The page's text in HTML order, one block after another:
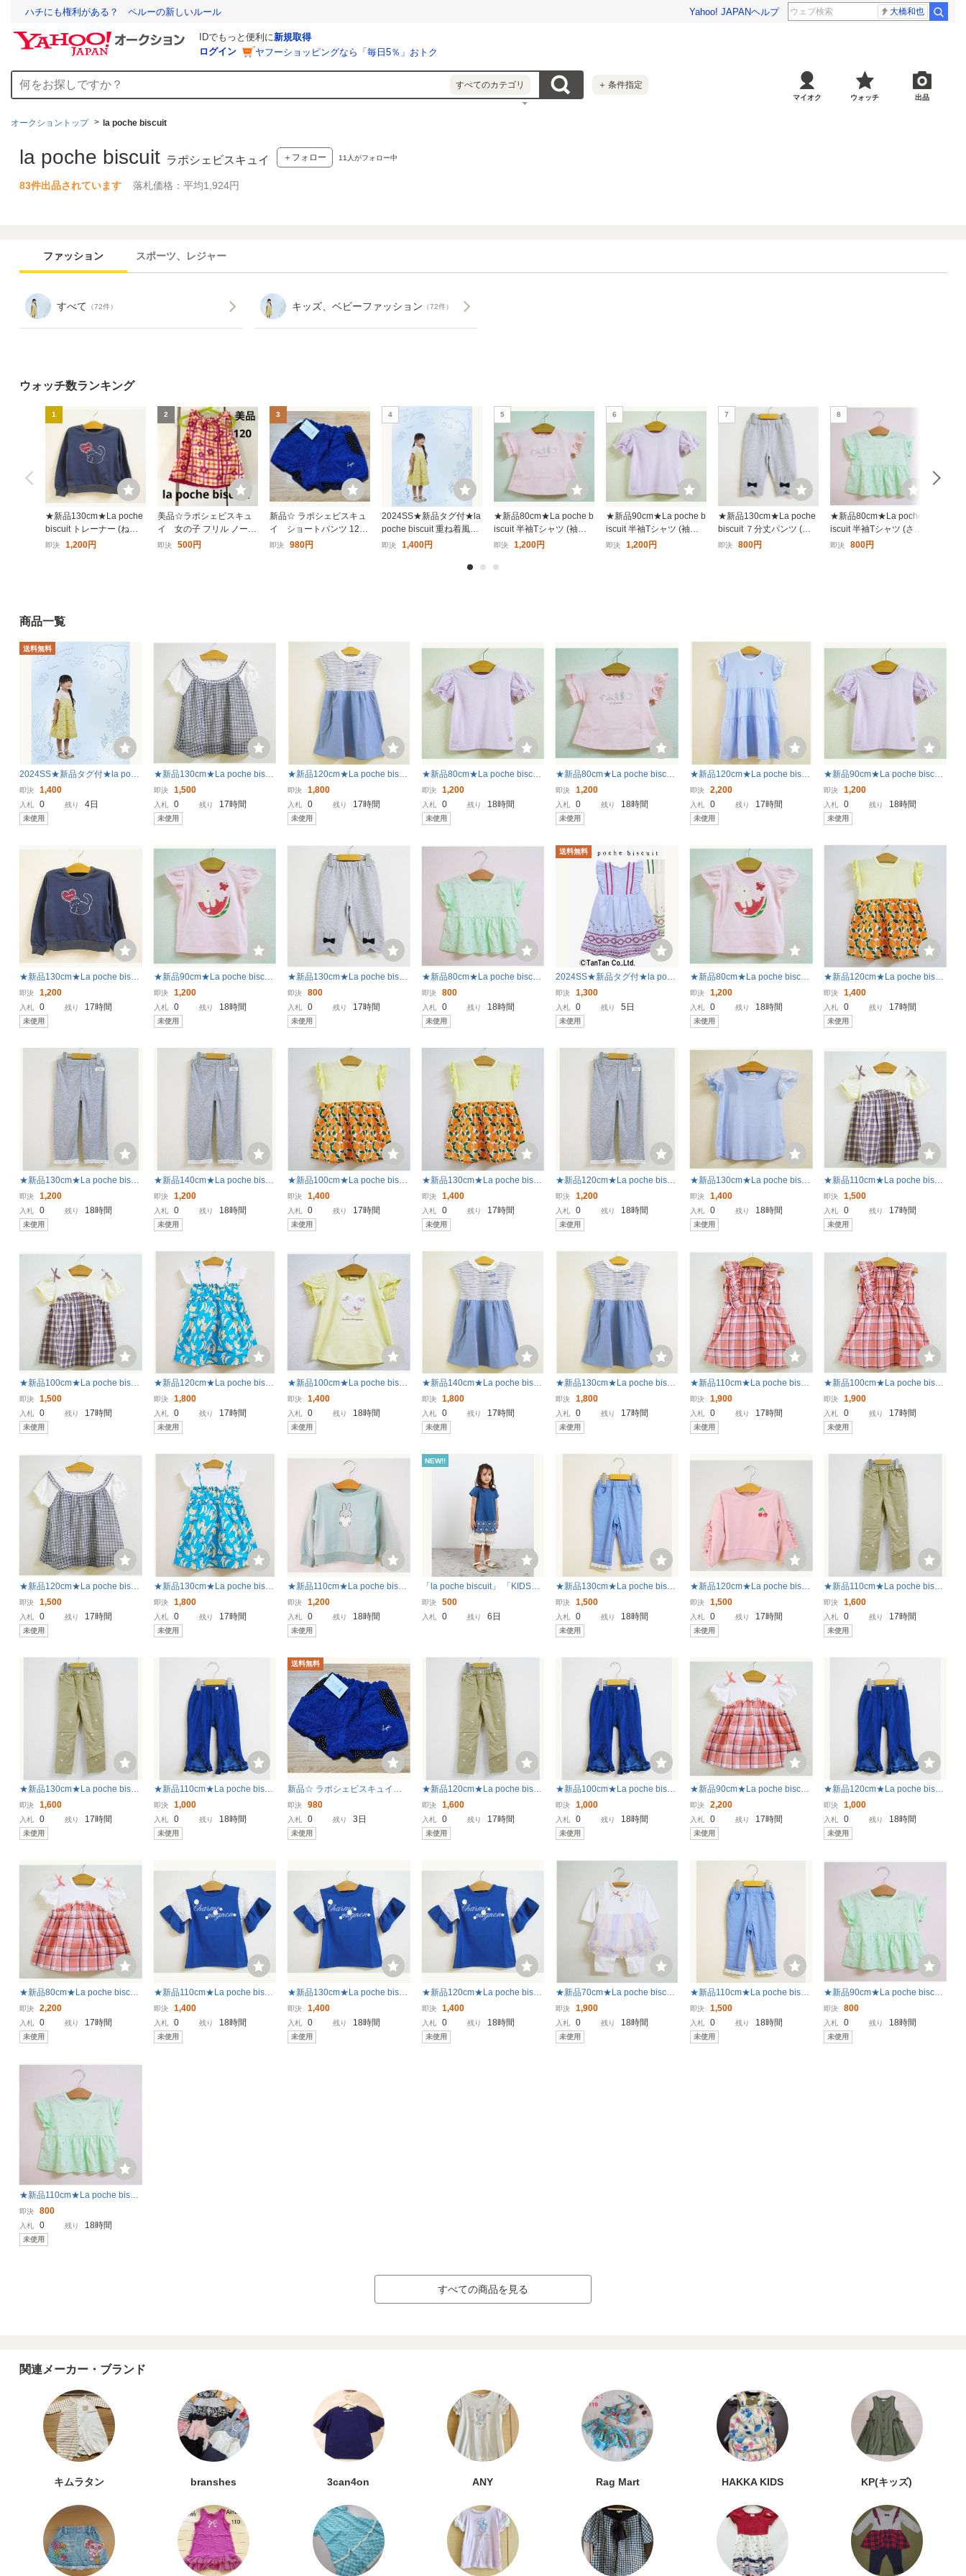
ハチにも権利がある？ ペルーの新しいルール Yahoo! JAPANヘルプ 大橋和也
IDでもっと便利に新規取得
ログイン
ヤフーショッピングなら「毎日5％」おトク
すべてのカテゴリ ＋ 条件指定
マイオク ウォッチ 出品
オークショントップ la poche biscuit
la poche biscuit ラポシェビスキュイ ＋フォロー 11 人がフォロー中
83件出品されています 落札価格：平均1,924円
ファッション スポーツ、レジャー
すべて （72件） キッズ、ベビーファッション （72件）
ウォッチ数ランキング
1
★新品130cm★La poche
biscuit トレーナー (ねこ/
チャコールネイビー) ラポ
即決 1,200円
2
美品☆ラポシェビスキュ
イ 女の子 フリル ノース
リーブブラウス
即決 500円
3
新品☆ ラポシェビスキュ
イ ショートパンツ 120c
m プチジャム la poche
即決 980円
4
2024SS★新品タグ付★la
poche biscuit 重ね着風ワ
ンピース 100㎝ 定価5,83
女の子 夏 ラポシェビスキ
即決 1,400円
5
★新品80cm★La poche b
iscuit 半袖Tシャツ (袖フ
リル/ピンク) ラポシェビ
即決 1,200円
6
★新品90cm★La poche b
iscuit 半袖Tシャツ (袖バ
ルーン/パープル) ラポシ
即決 1,200円
7
★新品130cm★La poche
biscuit ７分丈パンツ (グ
レー) ラポシェビスキュイ
即決 800円
8
★新品80cm★La poche b
iscuit 半袖Tシャツ (さく
らんぼ総柄/ミント) ラポ
即決 800円
商品一覧
送料無料
2024SS★新品タグ付★la poch
e biscuit 重ね着風ワンピース 1
00㎝ 定価5,830円 イエロー KID
S 子ども 女の子 夏 ラポシェビ
スキュイ 90
即決 1,400
入札 0 残り 4日
未使用
★新品130cm★La poche biscu
it チュニック (重ね着風/ブラッ
ク) ラポシェビスキュイ
即決 1,500
入札 0 残り 17時間
未使用
★新品120cm★La poche biscu
it ワンピース (ボーダー切り替
え/ブルー) ラポシェビスキュイ
即決 1,800
入札 0 残り 17時間
未使用
★新品80cm★La poche biscuit
半袖Tシャツ (袖バルーン/パー
プル) ラポシェビスキュイ
即決 1,200
入札 0 残り 18時間
未使用
★新品80cm★La poche biscuit
半袖Tシャツ (袖フリル/ピンク)
ラポシェビスキュイ
即決 1,200
入札 0 残り 18時間
未使用
★新品120cm★La poche biscu
it ワンピース (ティアード/ブル
ー) ラポシェビスキュイ
即決 2,200
入札 0 残り 17時間
未使用
★新品90cm★La poche biscuit
半袖Tシャツ (袖バルーン/パー
プル) ラポシェビスキュイ
即決 1,200
入札 0 残り 18時間
未使用
★新品130cm★La poche biscu
it トレーナー (ねこ/チャコール
ネイビー) ラポシェビスキュイ
即決 1,200
入札 0 残り 17時間
未使用
★新品90cm★La poche biscuit
半袖Tシャツ (スイカうさぎ/ピ
ンク) ラポシェビスキュイ
即決 1,200
入札 0 残り 18時間
未使用
★新品130cm★La poche biscu
it ７分丈パンツ (グレー) ラポシ
ェビスキュイ
即決 800
入札 0 残り 17時間
未使用
★新品80cm★La poche biscuit
半袖Tシャツ (さくらんぼ総柄/
ミント) ラポシェビスキュイ
即決 800
入札 0 残り 18時間
未使用
送料無料
2024SS★新品タグ付★la poch
e biscuit フラワー刺繍ワンピー
ス 100㎝ 定価5,390円 サックス
KIDS 子ども 女の子 夏 ラポシ
ェビスキュイ
即決 1,300
入札 0 残り 5日
未使用
★新品80cm★La poche biscuit
半袖Tシャツ (スイカうさぎ/ピ
ンク) ラポシェビスキュイ
即決 1,200
入札 0 残り 18時間
未使用
★新品120cm★La poche biscu
it ワンピース (切り替え/オレン
ジ) ラポシェビスキュイ
即決 1,400
入札 0 残り 17時間
未使用
★新品130cm★La poche biscu
it レギンス (7分丈/グレー) ラポ
シェビスキュイ
即決 1,200
入札 0 残り 18時間
未使用
★新品140cm★La poche biscu
it レギンス (7分丈/グレー) ラポ
シェビスキュイ
即決 1,200
入札 0 残り 18時間
未使用
★新品100cm★La poche biscu
it ワンピース (切り替え/オレン
ジ) ラポシェビスキュイ
即決 1,400
入札 0 残り 17時間
未使用
★新品130cm★La poche biscu
it ワンピース (切り替え/オレン
ジ) ラポシェビスキュイ
即決 1,400
入札 0 残り 17時間
未使用
★新品120cm★La poche biscu
it レギンス (7分丈/グレー) ラポ
シェビスキュイ
即決 1,200
入札 0 残り 18時間
未使用
★新品130cm★La poche biscu
it 半袖Tシャツ (袖フリル/サック
ス) ラポシェビスキュイ
即決 1,400
入札 0 残り 18時間
未使用
★新品110cm★La poche biscui
t チュニック (チェック切り替
え/ブラウン) ラポシェビスキュ
イ
即決 1,500
入札 0 残り 17時間
未使用
★新品100cm★La poche biscu
it チュニック (チェック切り替
え/ブラウン) ラポシェビスキュ
イ
即決 1,500
入札 0 残り 17時間
未使用
★新品120cm★La poche biscu
it ワンピース (切り替え/ブルー)
ラポシェビスキュイ
即決 1,800
入札 0 残り 17時間
未使用
★新品100cm★La poche biscu
it 半袖Tシャツ (ハートリボン/イ
エロー) ラポシェビスキュイ
即決 1,400
入札 0 残り 18時間
未使用
★新品140cm★La poche biscu
it ワンピース (ボーダー切り替
え/ブルー) ラポシェビスキュイ
即決 1,800
入札 0 残り 17時間
未使用
★新品130cm★La poche biscu
it ワンピース (ボーダー切り替
え/ブルー) ラポシェビスキュイ
即決 1,800
入札 0 残り 17時間
未使用
★新品110cm★La poche biscui
t ワンピース (チェック/ピンク)
ラポシェビスキュイ
即決 1,900
入札 0 残り 17時間
未使用
★新品100cm★La poche biscu
it ワンピース (チェック/ピンク)
ラポシェビスキュイ
即決 1,900
入札 0 残り 17時間
未使用
★新品120cm★La poche biscu
it チュニック (重ね着風/ブラッ
ク) ラポシェビスキュイ
即決 1,500
入札 0 残り 17時間
未使用
★新品130cm★La poche biscu
it ワンピース (切り替え/ブルー)
ラポシェビスキュイ
即決 1,800
入札 0 残り 17時間
未使用
★新品110cm★La poche biscui
t トレーナー (うさぎハート/ミ
ント) ラポシェビスキュイ
即決 1,200
入札 0 残り 18時間
未使用
NEW!!
「la poche biscuit」 「KIDS」
半袖カットソー 130 ネイビー
キッズ
即決 500
入札 0 残り 6日
★新品130cm★La poche biscu
it ７分丈パンツ (裾レース/ブル
ー) ラポシェビスキュイ
即決 1,500
入札 0 残り 18時間
未使用
★新品120cm★La poche biscu
it トレーナー (袖フリル/ピンク)
ラポシェビスキュイ
即決 1,500
入札 0 残り 17時間
未使用
★新品110cm★La poche biscui
t パンツ (小花刺繍/ベージュ) ラ
ポシェビスキュイ
即決 1,600
入札 0 残り 17時間
未使用
★新品130cm★La poche biscu
it パンツ (小花刺繍/ベージュ) ラ
ポシェビスキュイ
即決 1,600
入札 0 残り 17時間
未使用
★新品110cm★La poche biscui
t ７分丈パンツ (裾フリル/サッ
クス) ラポシェビスキュイ
即決 1,000
入札 0 残り 18時間
未使用
送料無料
新品☆ ラポシェビスキュイ
ショートパンツ 120cm プチジ
ャム la poche biscuit
即決 980
入札 0 残り 3日
未使用
★新品120cm★La poche biscu
it パンツ (小花刺繍/ベージュ) ラ
ポシェビスキュイ
即決 1,600
入札 0 残り 17時間
未使用
★新品100cm★La poche biscu
it ７分丈パンツ (裾フリル/サッ
クス) ラポシェビスキュイ
即決 1,000
入札 0 残り 18時間
未使用
★新品90cm★La poche biscuit
チュニック (チェック切り替え/
ピンク) ラポシェビスキュイ
即決 2,200
入札 0 残り 17時間
未使用
★新品120cm★La poche biscu
it ７分丈パンツ (裾フリル/サッ
クス) ラポシェビスキュイ
即決 1,000
入札 0 残り 18時間
未使用
★新品80cm★La poche biscuit
チュニック (チェック切り替え/
ピンク) ラポシェビスキュイ
即決 2,200
入札 0 残り 17時間
未使用
★新品110cm★La poche biscui
t 半袖Tシャツ (花レース/ネイビ
ー) ラポシェビスキュイ
即決 1,400
入札 0 残り 18時間
未使用
★新品130cm★La poche biscu
it 半袖Tシャツ (花レース/ネイビ
ー) ラポシェビスキュイ
即決 1,400
入札 0 残り 18時間
未使用
★新品120cm★La poche biscu
it 半袖Tシャツ (花レース/ネイビ
ー) ラポシェビスキュイ
即決 1,400
入札 0 残り 18時間
未使用
★新品70cm★La poche biscuit
チュールスカートカバーオール
(アイボリー) ラポシェビスキュ
イ
即決 1,900
入札 0 残り 18時間
未使用
★新品110cm★La poche biscui
t ７分丈パンツ (裾レース/ブル
ー) ラポシェビスキュイ
即決 1,500
入札 0 残り 18時間
未使用
★新品90cm★La poche biscuit
半袖Tシャツ (さくらんぼ総柄/
ミント) ラポシェビスキュイ
即決 800
入札 0 残り 18時間
未使用
★新品110cm★La poche biscui
t 半袖Tシャツ (さくらんぼ総柄/
ミント) ラポシェビスキュイ
即決 800
入札 0 残り 18時間
未使用
すべての商品を見る
関連メーカー・ブランド
キムラタン branshes 3can4on ANY Rag Mart HAKKA KIDS KP(キッズ)